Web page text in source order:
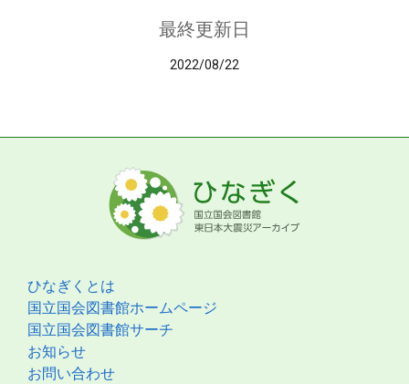
最終更新日
2022/08/22
ひなぎくとは
国立国会図書館ホームページ
国立国会図書館サーチ
お知らせ
お問い合わせ